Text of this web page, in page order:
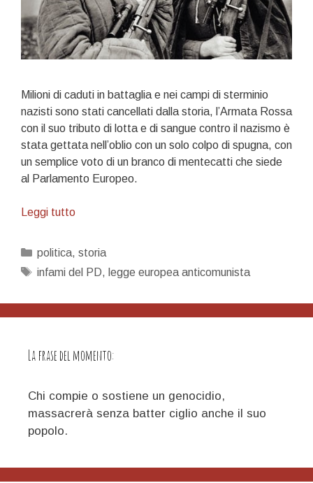
Milioni di caduti in battaglia e nei campi di sterminio
nazisti sono stati cancellati dalla storia, l’Armata Rossa
con il suo tributo di lotta e di sangue contro il nazismo è
stata gettata nell’oblio con un solo colpo di spugna, con
un semplice voto di un branco di mentecatti che siede
al Parlamento Europeo.
Leggi tutto19
dell’infamia
Categorie
politica, storia
Tag
infami del PD, legge europea anticomunista
La frase del momento:
Chi compie o sostiene un genocidio,
massacrerà senza batter ciglio anche il suo
popolo.